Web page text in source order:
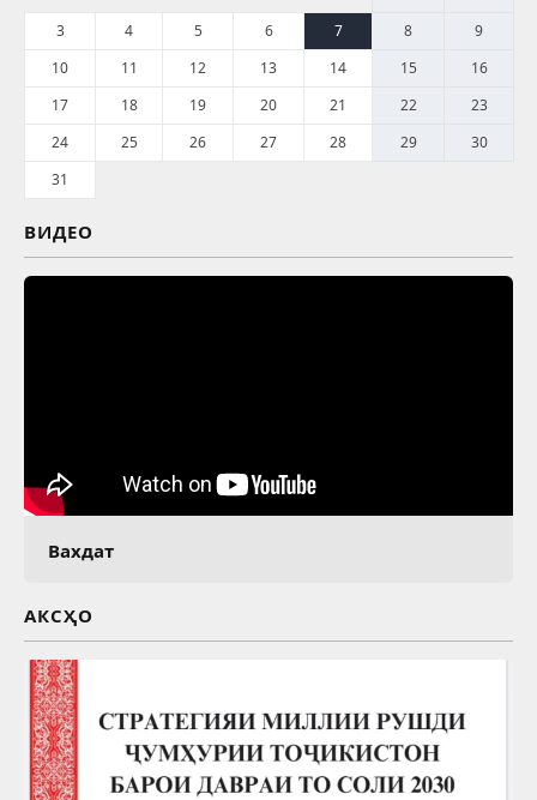
3
4 5 6 7 8
9
10
11 12 13 14 15
16
17
18 19 20 21 22
23
24
25 26 27 28 29
30
31
ВИДЕО
Вахдат
АКСҲО